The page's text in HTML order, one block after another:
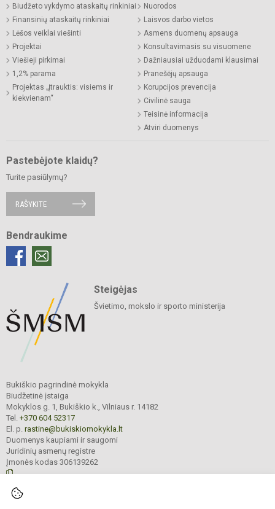
Biudžeto vykdymo ataskaitų rinkiniai
Finansinių ataskaitų rinkiniai
Lėšos veiklai viešinti
Projektai
Viešieji pirkimai
1,2% parama
Projektas „Įtrauktis: visiems ir
kiekvienam“
Nuorodos
Laisvos darbo vietos
Asmens duomenų apsauga
Konsultavimasis su visuomene
Dažniausiai užduodami klausimai
Pranešėjų apsauga
Korupcijos prevencija
Civilinė sauga
Teisinė informacija
Atviri duomenys
Pastebėjote klaidų?
Turite pasiūlymų?
RAŠYKITE
Bendraukime
Steigėjas
Švietimo, mokslo ir sporto ministerija
Bukiškio pagrindinė mokykla
Biudžetinė įstaiga
Mokyklos g. 1, Bukiškio k., Vilniaus r. 14182
Tel. +370 604 52317
El. p. rastine@bukiskiomokykla.lt
Duomenys kaupiami ir saugomi
Juridinių asmenų registre
Įmonės kodas 306139262